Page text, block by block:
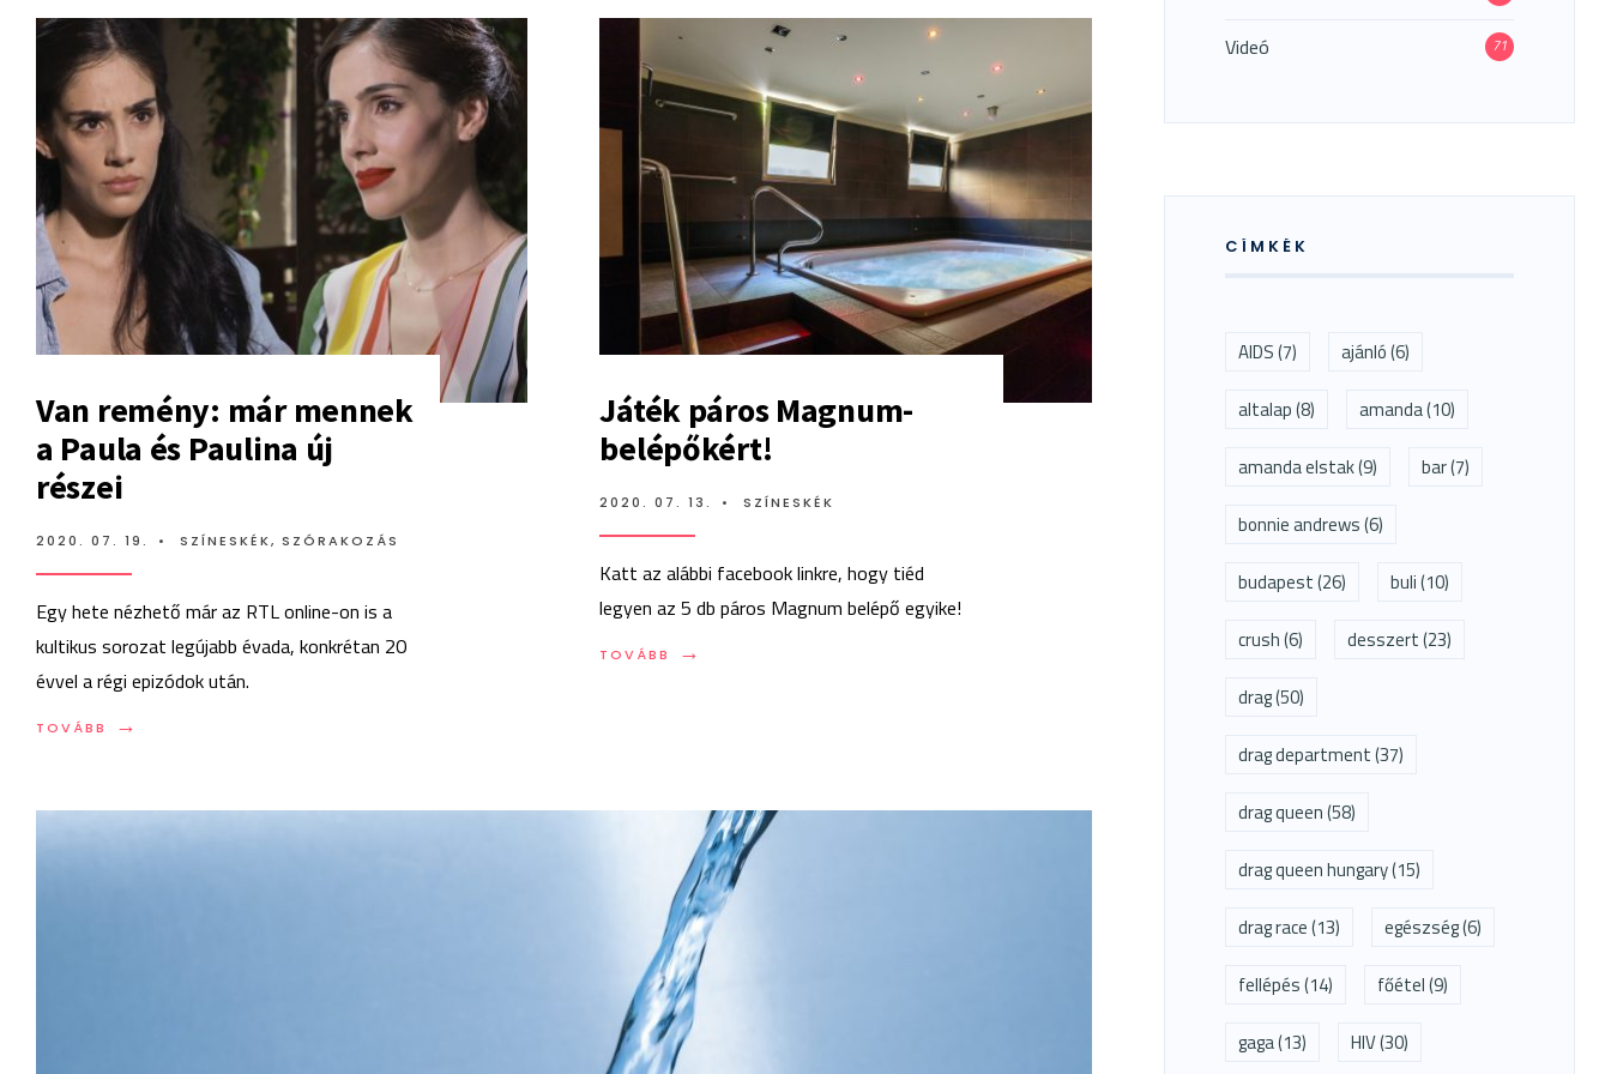
Van remény: már mennek
a Paula és Paulina új
részei
2020. 07. 19. • SZÍNESKÉK, SZÓRAKOZÁS
Egy hete nézhető már az RTL online-on is a
kultikus sorozat legújabb évada, konkrétan 20
évvel a régi epizódok után.
TOVÁBB →
TOVÁBB:
MENNEK
Játék páros Magnum-
belépőkért!
2020. 07. 13. • SZÍNESKÉK
Katt az alábbi facebook linkre, hogy tiéd
legyen az 5 db páros Magnum belépő egyike!
TOVÁBB →
TOVÁBB:
Videó 71
CÍMKÉK
AIDS(7) ajánló(6)
altalap(8) amanda(10)
amanda elstak(9) bar(7)
bonnie andrews(6)
budapest(26) buli(10)
crush(6) desszert(23)
drag(50)
drag department(37)
drag queen(58)
drag queen hungary(15)
drag race(13) egészség(6)
fellépés(14) főétel(9)
gaga(13) HIV(30)